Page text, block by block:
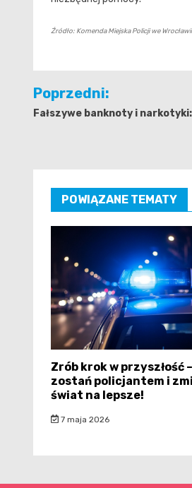
Źródło: Komenda Miejska Policji we
Nawigacja
wpisu
Poprzedni:
Fałszywe banknoty i
POWIĄZANE TEMATY
Zrób krok w przyszłość –
zostań policjantem i
świat na lepsze!
7 maja 2026